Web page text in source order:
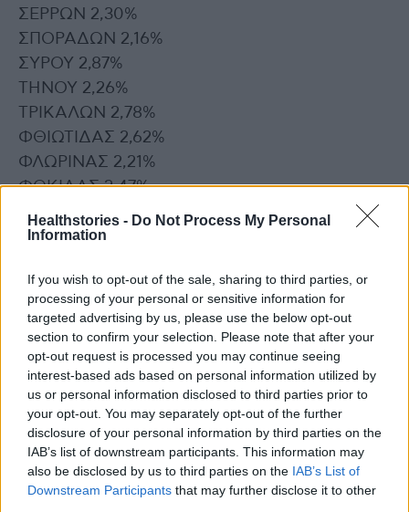
Healthstories - Do Not Process My Personal
Information
If you wish to opt-out of the sale, sharing to third parties, or
processing of your personal or sensitive information for
targeted advertising by us, please use the below opt-out
section to confirm your selection. Please note that after your
opt-out request is processed you may continue seeing
interest-based ads based on personal information utilized by
us or personal information disclosed to third parties prior to
your opt-out. You may separately opt-out of the further
disclosure of your personal information by third parties on the
IAB’s list of downstream participants. This information may
also be disclosed by us to third parties on the IAB’s List of
Downstream Participants that may further disclose it to other
ΣΕΡΡΩΝ 2,30%
ΣΠΟΡΑΔΩΝ 2,16%
ΣΥΡΟΥ 2,87%
ΤΗΝΟΥ 2,26%
ΤΡΙΚΑΛΩΝ 2,78%
ΦΘΙΩΤΙΔΑΣ 2,62%
ΦΛΩΡΙΝΑΣ 2,21%
ΦΩΚΙΔΑΣ 2,47%
ΧΑΛΚΙΔΙΚΗΣ 1,39%
ΧΑΝΙΩΝ 2,18%
Διαβάστε επίσης
Κορονοϊός: 7.365 νέα κρούσματα, 64 θάνατοι,
291 διασωληνωμένοι και 130 επαναλοιμώξεις
Οι εξετάσεις, που πρέπει να κάνετε, εάν
υποψιάζεστε ότι έχετε long COVID